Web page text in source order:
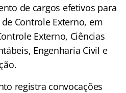
de cargos efetivos para
Controle Externo, em
Externo, Ciências
Engenharia Civil e
registra convocações